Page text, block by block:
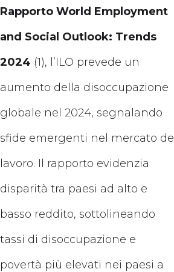
Rapporto World Employment
and Social Outlook: Trends
2024 (1), l’ILO prevede un
aumento della disoccupazione
globale nel 2024, segnalando
sfide emergenti nel mercato del
lavoro. Il rapporto evidenzia
disparità tra paesi ad alto e
basso reddito, sottolineando
tassi di disoccupazione e
povertà più elevati nei paesi a